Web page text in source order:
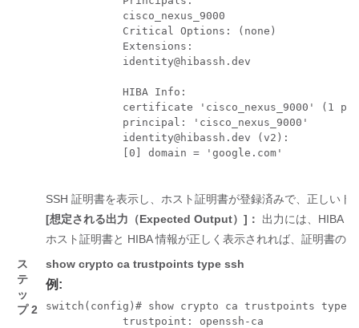
            cisco_nexus_9000
            Critical Options: (none)
            Extensions:
            identity@hibassh.dev
            HIBA Info:
certificate 'cisco_nexus_9000' (1
            principal: 'cisco_nexus_9000'
            identity@hibassh.dev (v2):
            [0] domain = 'google.com'
SSH 証明書を表示し、ホスト証明書が登録済みで、正しいト
[想定される出力（Expected Output）]：
出力には、HIBA
ホスト証明書と HIBA 情報が正しく表示されれば、証明書の
ス
テ
ッ
プ 2
show crypto ca trustpoints type ssh
例:
switch(config)# show crypto ca trustpoints type
            trustpoint: openssh-ca